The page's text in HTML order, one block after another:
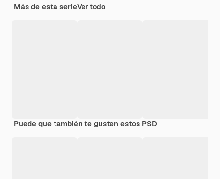
Más de esta serieVer todo
Puede que también te gusten estos PSD